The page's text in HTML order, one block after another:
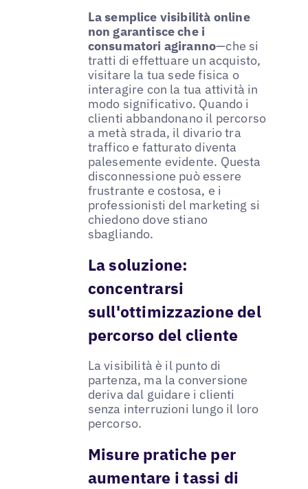
La semplice visibilità online
non garantisce che i
consumatori agiranno—che si
tratti di effettuare un acquisto,
visitare la tua sede fisica o
interagire con la tua attività in
modo significativo. Quando i
clienti abbandonano il percorso
a metà strada, il divario tra
traffico e fatturato diventa
palesemente evidente. Questa
disconnessione può essere
frustrante e costosa, e i
professionisti del marketing si
chiedono dove stiano
sbagliando.
La soluzione:
concentrarsi
sull'ottimizzazione del
percorso del cliente
La visibilità è il punto di
partenza, ma la conversione
deriva dal guidare i clienti
senza interruzioni lungo il loro
percorso.
Misure pratiche per
aumentare i tassi di